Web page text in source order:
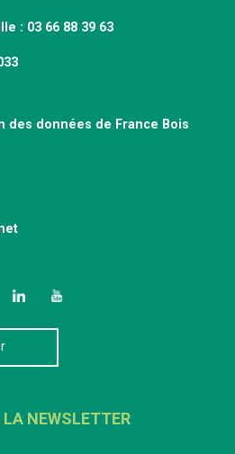
: 03 66 88 39 63
des données de France Bois
LinkedInYouTube
NEWSLETTER